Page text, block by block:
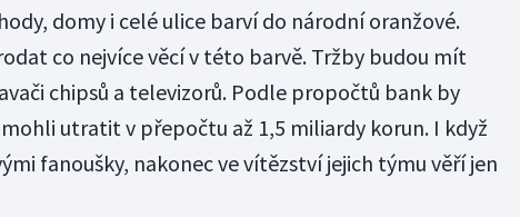
domy i celé ulice barví do národní oranžové.
co nejvíce věcí v této barvě. Tržby budou mít
chipsů a televizorů. Podle propočtů bank by
utratit v přepočtu až 1,5 miliardy korun. I když
fanoušky, nakonec ve vítězství jejich týmu věří jen